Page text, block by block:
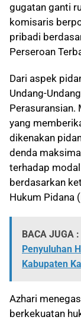
gugatan ganti
komisaris
pribadi
Perseroan
Dari aspek
Undang-
Perasuransian.
yang
dikenakan
denda
terhadap
berdasarkan
Hukum Pidana
BACA JUGA :
Penyuluhan
Kabupaten
Azhari
berkekuatan